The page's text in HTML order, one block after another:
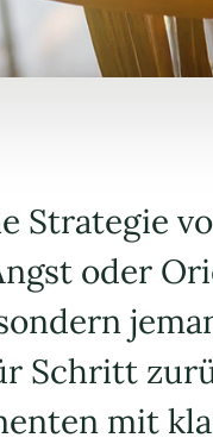
Strategie
oder
Schritt
mit